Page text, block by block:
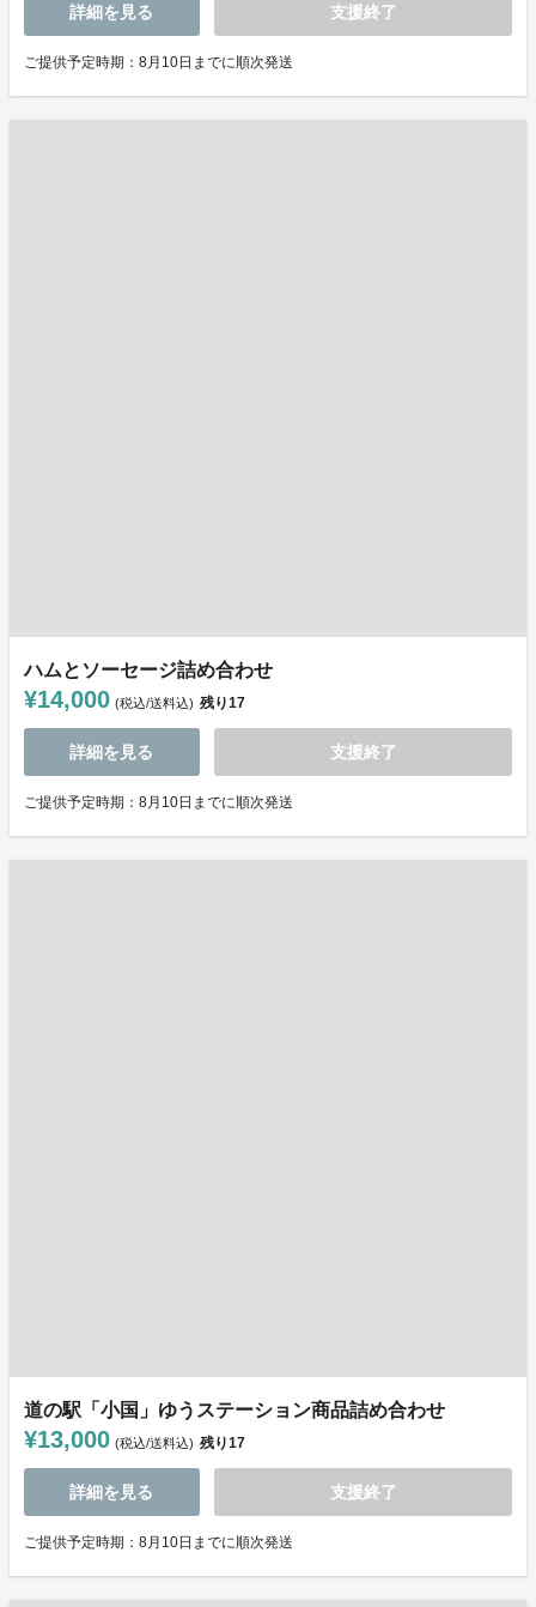
詳細を見る 支援終了
ご提供予定時期：8月10日までに順次発送
ハムとソーセージ詰め合わせ
¥14,000 (税込/送料込) 残り17
詳細を見る 支援終了
ご提供予定時期：8月10日までに順次発送
道の駅「小国」ゆうステーション商品詰め合わせ
¥13,000 (税込/送料込) 残り17
詳細を見る 支援終了
ご提供予定時期：8月10日までに順次発送